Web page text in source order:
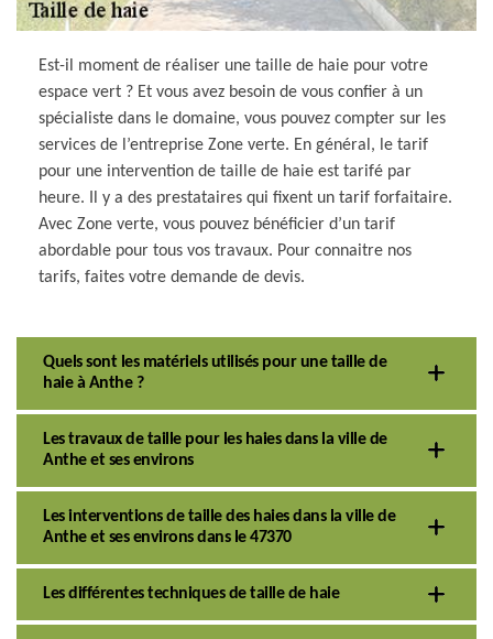
Est-il moment de réaliser une taille de haie pour votre
espace vert ? Et vous avez besoin de vous confier à un
spécialiste dans le domaine, vous pouvez compter sur les
services de l’entreprise Zone verte. En général, le tarif
pour une intervention de taille de haie est tarifé par
heure. Il y a des prestataires qui fixent un tarif forfaitaire.
Avec Zone verte, vous pouvez bénéficier d’un tarif
abordable pour tous vos travaux. Pour connaitre nos
tarifs, faites votre demande de devis.
Quels sont les matériels utilisés pour une taille de
haie à Anthe ?
Les travaux de taille pour les haies dans la ville de
Anthe et ses environs
Les interventions de taille des haies dans la ville de
Anthe et ses environs dans le 47370
Les différentes techniques de taille de haie